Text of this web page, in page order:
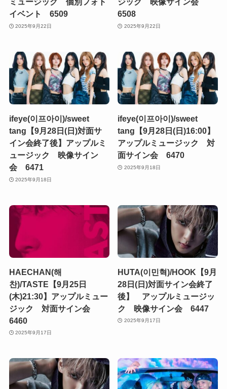
イベント 6509
2025年9月22日
6508
2025年9月22日
ifeye(이프아이)/sweet
tang【9月28日(日)対面サ
イン会終了後】アップルミ
ュージック 映像サイン
会 6471
2025年9月18日
ifeye(이프아이)/sweet
tang【9月28日(日)16:00】
アップルミュージック 対
面サイン会 6470
2025年9月18日
HAECHAN(해
찬)/TASTE【9月25日
(木)21:30】アップルミュー
ジック 対面サイン会
6460
2025年9月17日
HUTA(이민혁)/HOOK【9月
28日(日)対面サイン会終了
後】 アップルミュージッ
ク 映像サイン会 6447
2025年9月17日